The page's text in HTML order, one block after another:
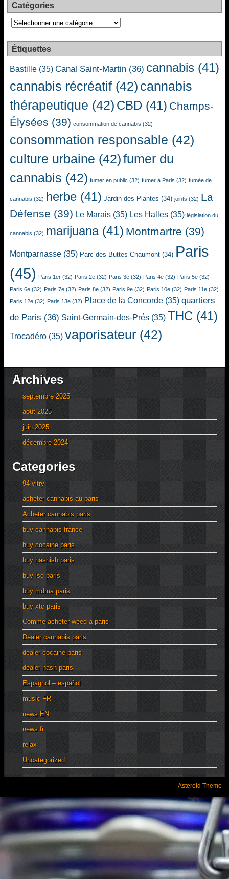
Catégories
Catégories
Étiquettes
Bastille (35) Canal Saint-Martin (36) cannabis (41)
cannabis récréatif (42) cannabis
thérapeutique (42) CBD (41) Champs-
Élysées (39) consommation de cannabis (32)
consommation responsable (42)
culture urbaine (42)fumer du
cannabis (42) fumer en public (32) fumer à Paris (32) fumée de
cannabis (32) herbe (41) Jardin des Plantes (34) joints (32) La
Défense (39) Le Marais (35) Les Halles (35) législation du
cannabis (32) marijuana(41) Montmartre (39)
Montparnasse (35) Parc des Buttes-Chaumont (34) Paris
(45) Paris 1er (32) Paris 2e (32) Paris 3e (32) Paris 4e (32) Paris 5e (32)
Paris 6e (32) Paris 7e (32) Paris 8e (32) Paris 9e (32) Paris 10e (32) Paris 11e (32)
Paris 12e (32) Paris 13e (32) Place de la Concorde (35) quartiers
de Paris (36) Saint-Germain-des-Prés (35) THC (41)
Trocadéro (35) vaporisateur (42)
Archives
septembre 2025
août 2025
juin 2025
décembre 2024
Categories
94 vitry
acheter cannabis au paris
Acheter cannabis paris
buy cannabis france
buy cocaine paris
buy hashish paris
buy lsd paris
buy mdma paris
buy xtc paris
Comme acheter weed a paris
Dealer cannabis paris
dealer cocaine paris
dealer hash paris
Espagnol – español
music FR
news EN
news fr
relax
Uncategorized
Asteroid Theme